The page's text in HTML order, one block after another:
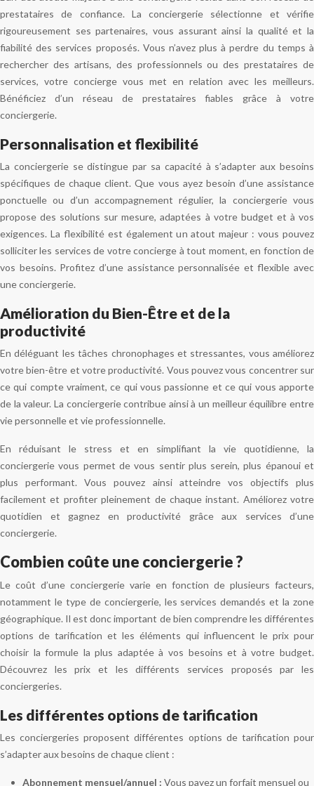
prestataires de confiance. La conciergerie sélectionne et vérifie
rigoureusement ses partenaires, vous assurant ainsi la qualité et la
fiabilité des services proposés. Vous n’avez plus à perdre du temps à
rechercher des artisans, des professionnels ou des prestataires de
services, votre concierge vous met en relation avec les meilleurs.
Bénéficiez d’un réseau de prestataires fiables grâce à votre
conciergerie.
Personnalisation et flexibilité
La conciergerie se distingue par sa capacité à s’adapter aux besoins
spécifiques de chaque client. Que vous ayez besoin d’une assistance
ponctuelle ou d’un accompagnement régulier, la conciergerie vous
propose des solutions sur mesure, adaptées à votre budget et à vos
exigences. La flexibilité est également un atout majeur : vous pouvez
solliciter les services de votre concierge à tout moment, en fonction de
vos besoins. Profitez d’une assistance personnalisée et flexible avec
une conciergerie.
Amélioration du Bien-Être et de la
productivité
En déléguant les tâches chronophages et stressantes, vous améliorez
votre bien-être et votre productivité. Vous pouvez vous concentrer sur
ce qui compte vraiment, ce qui vous passionne et ce qui vous apporte
de la valeur. La conciergerie contribue ainsi à un meilleur équilibre entre
vie personnelle et vie professionnelle.
En réduisant le stress et en simplifiant la vie quotidienne, la
conciergerie vous permet de vous sentir plus serein, plus épanoui et
plus performant. Vous pouvez ainsi atteindre vos objectifs plus
facilement et profiter pleinement de chaque instant. Améliorez votre
quotidien et gagnez en productivité grâce aux services d’une
conciergerie.
Combien coûte une conciergerie ?
Le coût d’une conciergerie varie en fonction de plusieurs facteurs,
notamment le type de conciergerie, les services demandés et la zone
géographique. Il est donc important de bien comprendre les différentes
options de tarification et les éléments qui influencent le prix pour
choisir la formule la plus adaptée à vos besoins et à votre budget.
Découvrez les prix et les différents services proposés par les
conciergeries.
Les différentes options de tarification
Les conciergeries proposent différentes options de tarification pour
s’adapter aux besoins de chaque client :
Abonnement mensuel/annuel : Vous payez un forfait mensuel ou